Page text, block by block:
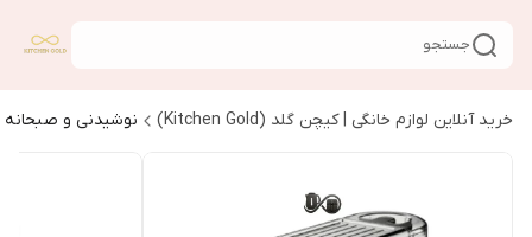
جستجو
خرید آنلاین لوازم خانگی | کیچن گلد (Kitchen Gold) نوشیدنی و صبحانه